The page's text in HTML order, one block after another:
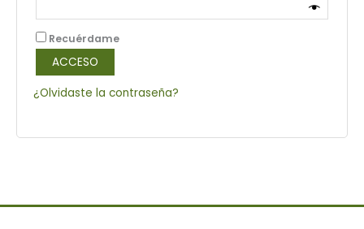
Recuérdame
ACCESO
¿Olvidaste la contraseña?